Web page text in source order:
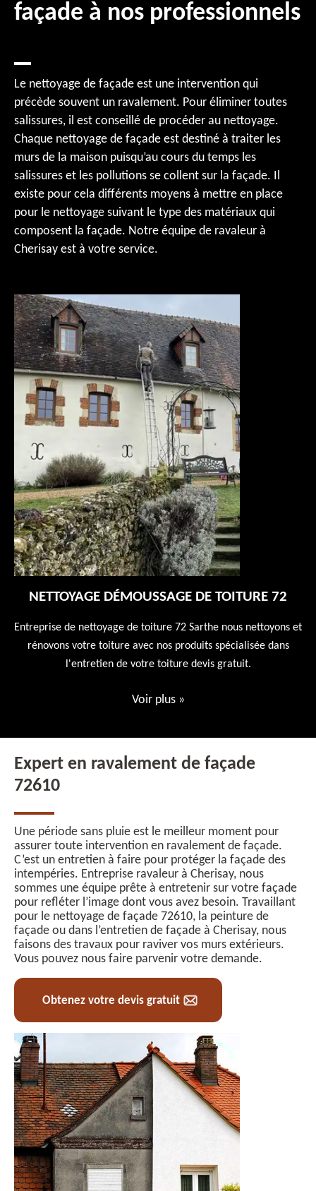
façade à nos professionnels
Le nettoyage de façade est une intervention qui
précède souvent un ravalement. Pour éliminer toutes
salissures, il est conseillé de procéder au nettoyage.
Chaque nettoyage de façade est destiné à traiter les
murs de la maison puisqu’au cours du temps les
salissures et les pollutions se collent sur la façade. Il
existe pour cela différents moyens à mettre en place
pour le nettoyage suivant le type des matériaux qui
composent la façade. Notre équipe de ravaleur à
Cherisay est à votre service.
NETTOYAGE DÉMOUSSAGE DE TOITURE 72
Entreprise de nettoyage de toiture 72 Sarthe nous nettoyons et
rénovons votre toiture avec nos produits spécialisée dans
l'entretien de votre toiture devis gratuit.
Voir plus »
Expert en ravalement de façade
72610
Une période sans pluie est le meilleur moment pour
assurer toute intervention en ravalement de façade.
C’est un entretien à faire pour protéger la façade des
intempéries. Entreprise ravaleur à Cherisay, nous
sommes une équipe prête à entretenir sur votre façade
pour refléter l’image dont vous avez besoin. Travaillant
pour le nettoyage de façade 72610, la peinture de
façade ou dans l’entretien de façade à Cherisay, nous
faisons des travaux pour raviver vos murs extérieurs.
Vous pouvez nous faire parvenir votre demande.
Obtenez votre devis gratuit